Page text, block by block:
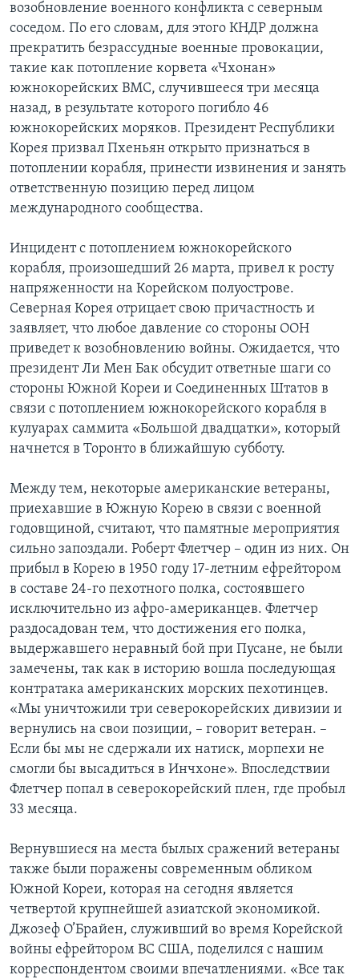
возобновление военного конфликта с северным
соседом. По его словам, для этого КНДР должна
прекратить безрассудные военные провокации,
такие как потопление корвета «Чхонан»
южнокорейских ВМС, случившееся три месяца
назад, в результате которого погибло 46
южнокорейских моряков. Президент Республики
Корея призвал Пхеньян открыто признаться в
потоплении корабля, принести извинения и занять
ответственную позицию перед лицом
международного сообщества.
Инцидент с потоплением южнокорейского
корабля, произошедший 26 марта, привел к росту
напряженности на Корейском полуострове.
Северная Корея отрицает свою причастность и
заявляет, что любое давление со стороны ООН
приведет к возобновлению войны. Ожидается, что
президент Ли Мен Бак обсудит ответные шаги со
стороны Южной Кореи и Соединенных Штатов в
связи с потоплением южнокорейского корабля в
кулуарах саммита «Большой двадцатки», который
начнется в Торонто в ближайшую субботу.
Между тем, некоторые американские ветераны,
приехавшие в Южную Корею в связи с военной
годовщиной, считают, что памятные мероприятия
сильно запоздали. Роберт Флетчер – один из них. Он
прибыл в Корею в 1950 году 17-летним ефрейтором
в составе 24-го пехотного полка, состоявшего
исключительно из афро-американцев. Флетчер
раздосадован тем, что достижения его полка,
выдержавшего неравный бой при Пусане, не были
замечены, так как в историю вошла последующая
контратака американских морских пехотинцев.
«Мы уничтожили три северокорейских дивизии и
вернулись на свои позиции, – говорит ветеран. –
Если бы мы не сдержали их натиск, морпехи не
смогли бы высадиться в Инчхоне». Впоследствии
Флетчер попал в северокорейский плен, где пробыл
33 месяца.
Вернувшиеся на места былых сражений ветераны
также были поражены современным обликом
Южной Кореи, которая на сегодня является
четвертой крупнейшей азиатской экономикой.
Джозеф О’Брайен, служивший во время Корейской
войны ефрейтором ВС США, поделился с нашим
корреспондентом своими впечатлениями. «Все так